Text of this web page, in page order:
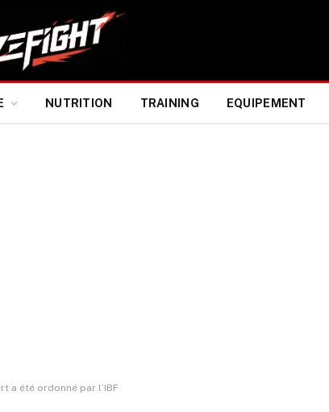
NUTRITION TRAINING EQUIPEMENT
a été ordonné par l’IBF